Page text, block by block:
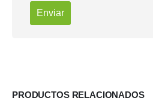
PRODUCTOS RELACIONADOS